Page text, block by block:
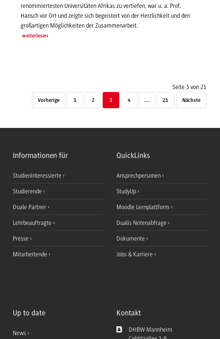
renommiertesten Universitäten Afrikas zu vertiefen, war u. a. Prof.
Hansch vor Ort und zeigte sich begeistert von der Herzlichkeit und den
großartigen Möglichkeiten der Zusammenarbeit.
weiterlesen
Seite 3 von 21
Vorherige 1 2 3 4 .... 21 Nächste
Informationen für
Studieninteressierte
Studierende
Duale Partner
Lehrbeauftragte
Presse
Mitarbeitende
QuickLinks
Ansprechpersonen
StudyUp
Moodle Lernplattform
Dualis Notenabfrage
Dokumente
Jobs & Karriere
Up to date
News
Kontakt
DHBW Mannheim